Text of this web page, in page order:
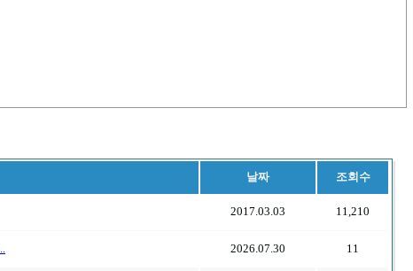
날짜 조회수
2017.03.03 11,210
2026.07.30 11